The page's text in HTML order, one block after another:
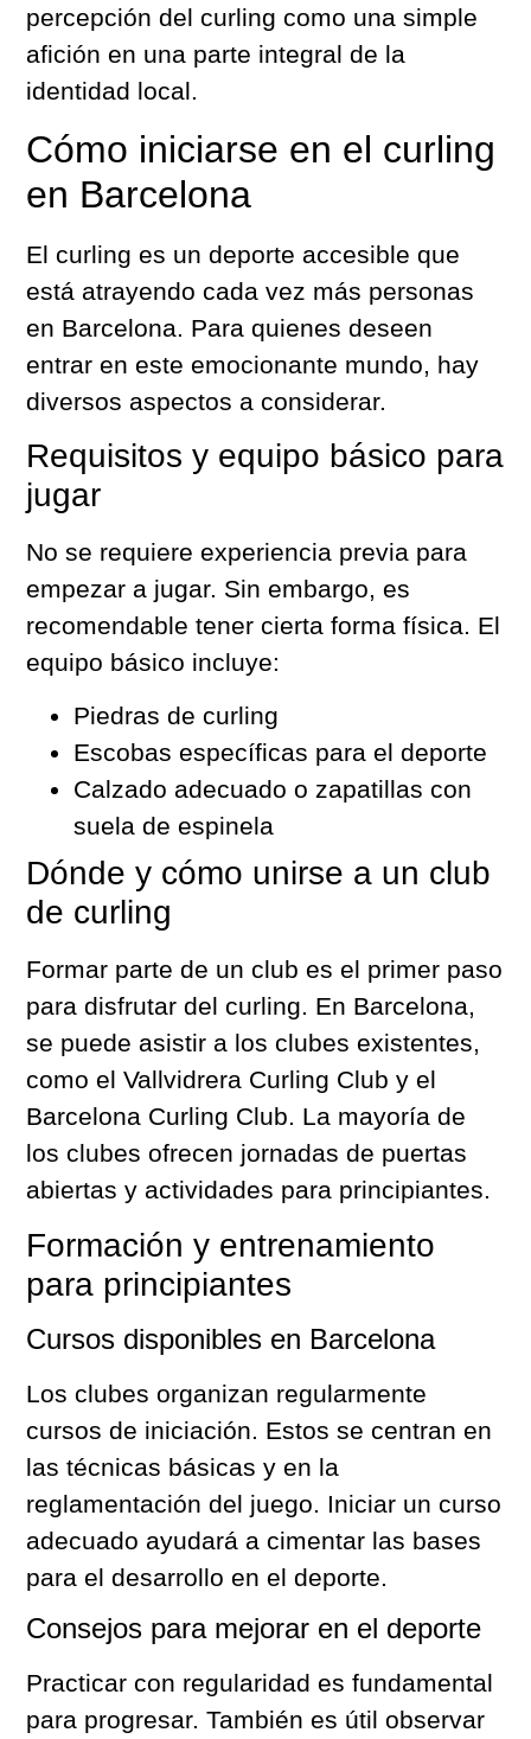
percepción del curling como una simple
afición en una parte integral de la
identidad local.
Cómo iniciarse en el curling
en Barcelona
El curling es un deporte accesible que
está atrayendo cada vez más personas
en Barcelona. Para quienes deseen
entrar en este emocionante mundo, hay
diversos aspectos a considerar.
Requisitos y equipo básico para
jugar
No se requiere experiencia previa para
empezar a jugar. Sin embargo, es
recomendable tener cierta forma física. El
equipo básico incluye:
Piedras de curling
Escobas específicas para el deporte
Calzado adecuado o zapatillas con
suela de espinela
Dónde y cómo unirse a un club
de curling
Formar parte de un club es el primer paso
para disfrutar del curling. En Barcelona,
se puede asistir a los clubes existentes,
como el Vallvidrera Curling Club y el
Barcelona Curling Club. La mayoría de
los clubes ofrecen jornadas de puertas
abiertas y actividades para principiantes.
Formación y entrenamiento
para principiantes
Cursos disponibles en Barcelona
Los clubes organizan regularmente
cursos de iniciación. Estos se centran en
las técnicas básicas y en la
reglamentación del juego. Iniciar un curso
adecuado ayudará a cimentar las bases
para el desarrollo en el deporte.
Consejos para mejorar en el deporte
Practicar con regularidad es fundamental
para progresar. También es útil observar